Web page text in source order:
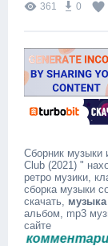
361
0
Сборник музыки
Club (2021) "
ретро музики,
сборка музыки
скачать, музыка
альбом, mp3
сайте
о